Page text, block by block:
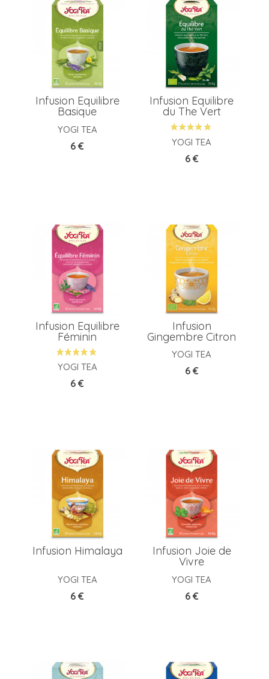
Infusion Equilibre
Basique
YOGI TEA
Prix
6 €
Infusion Equilibre
du The Vert
YOGI TEA
Prix
6 €
Infusion Equilibre
Féminin
YOGI TEA
Prix
6 €
Infusion
Gingembre Citron
YOGI TEA
Prix
6 €
Infusion Himalaya
YOGI TEA
Prix
6 €
Infusion Joie de
Vivre
YOGI TEA
Prix
6 €